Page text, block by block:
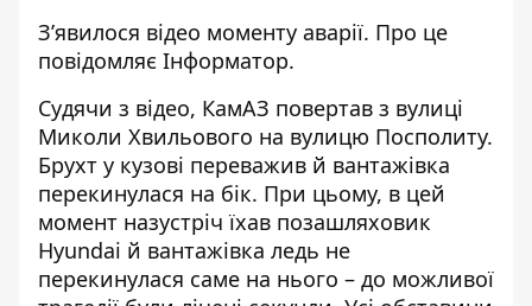
З’явилося відео моменту аварії. Про це
повідомляє Інформатор.
Судячи з відео, КамАЗ повертав з вулиці
Миколи Хвильового на вулицю Посполиту.
Брухт у кузові переважив й вантажівка
перекинулася на бік. При цьому, в цей
момент назустріч їхав позашляховик
Hyundai й вантажівка ледь не
перекинулася саме на нього – до можливої